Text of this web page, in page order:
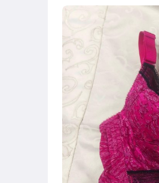
禮服
睡衣袍
短袖洋裝
長袖洋裝
細帶洋裝
平肩洋裝